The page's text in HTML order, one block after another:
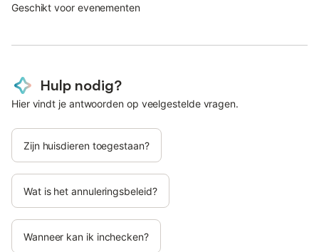
Geschikt voor evenementen
Hulp nodig?
Hier vindt je antwoorden op veelgestelde vragen.
Zijn huisdieren toegestaan?
Wat is het annuleringsbeleid?
Wanneer kan ik inchecken?